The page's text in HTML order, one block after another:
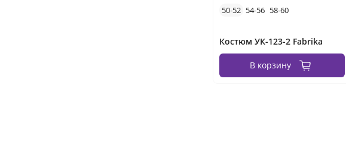
50-52 54-56 58-60
Костюм УК-123-2 Fabrika
В корзину